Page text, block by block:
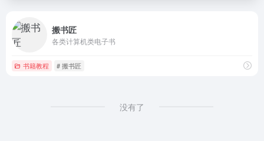
搬书匠
各类计算机类电子书
书籍教程 # 搬书匠
没有了